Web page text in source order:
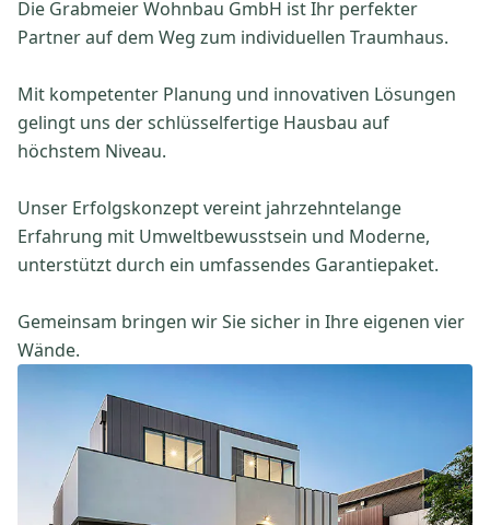
Die Grabmeier Wohnbau GmbH ist Ihr perfekter
Partner auf dem Weg zum individuellen Traumhaus.
Mit kompetenter Planung und innovativen Lösungen
gelingt uns der schlüsselfertige Hausbau auf
höchstem Niveau.
Unser Erfolgskonzept vereint jahrzehntelange
Erfahrung mit Umweltbewusstsein und Moderne,
unterstützt durch ein umfassendes Garantiepaket.
Gemeinsam bringen wir Sie sicher in Ihre eigenen vier
Wände.